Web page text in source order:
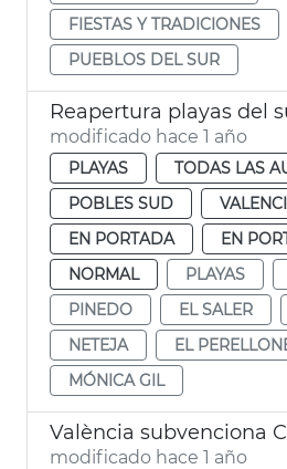
FIESTAS Y TRADICIONES
PUEBLOS DEL SUR
Reapertura playas del
modificado hace 1 año
PLAYAS
TODAS LAS
POBLES SUD
EN PORTADA
EN
NORMAL
PLAYAS
PINEDO
EL SALER
NETEJA
EL
MÓNICA GIL
modificado hace 1 año